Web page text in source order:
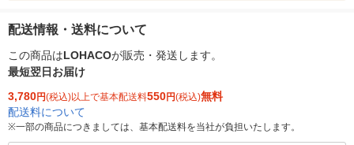
配送情報・送料について
この商品はLOHACOが販売・発送します。
最短翌日お届け
3,780円(税込)以上で基本配送料550円(税込)無料
配送料について
※一部の商品につきましては、基本配送料を当社が負担いたします。